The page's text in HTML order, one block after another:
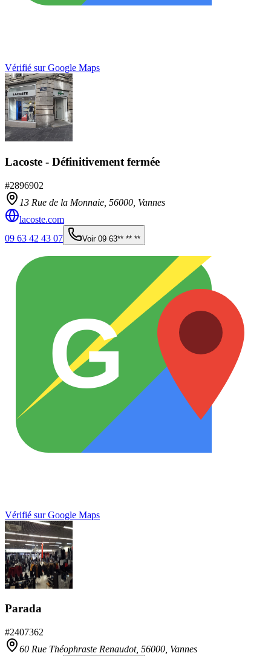
Vérifié sur Google Maps
Lacoste - Définitivement fermée
#2896902
13 Rue de la Monnaie, 56000 Vannes
lacoste.com
09 63 42 43 07
Voir 09 63** ** **
G
Vérifié sur Google Maps
Parada
#2407362
60 Rue Théophraste Renaudot, 56000 Vannes